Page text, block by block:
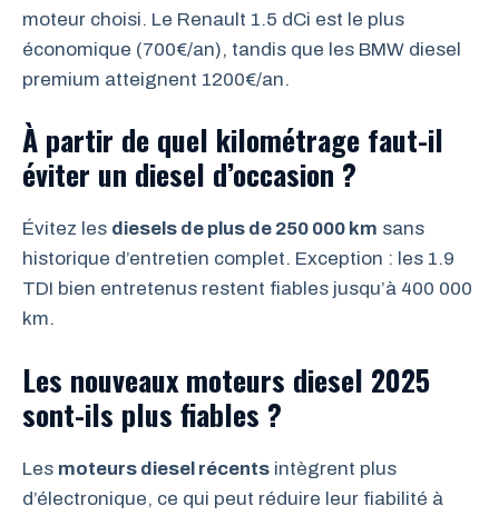
moteur choisi. Le Renault 1.5 dCi est le plus
économique (700€/an), tandis que les BMW diesel
premium atteignent 1200€/an.
À partir de quel kilométrage faut-il
éviter un diesel d’occasion ?
Évitez les diesels de plus de 250 000 km sans
historique d’entretien complet. Exception : les 1.9
TDI bien entretenus restent fiables jusqu’à 400 000
km.
Les nouveaux moteurs diesel 2025
sont-ils plus fiables ?
Les moteurs diesel récents intègrent plus
d’électronique, ce qui peut réduire leur fiabilité à